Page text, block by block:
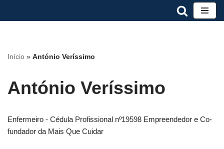
Início » António Veríssimo
António Veríssimo
Enfermeiro - Cédula Profissional nº19598 Empreendedor e Co-
fundador da Mais Que Cuidar